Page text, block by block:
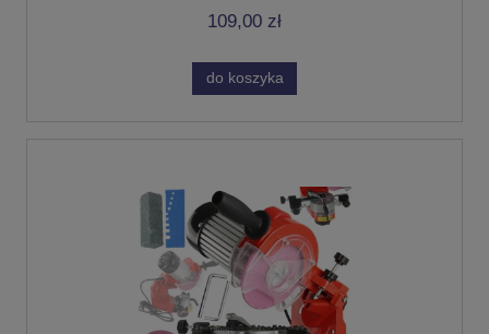
109,00 zł
do koszyka